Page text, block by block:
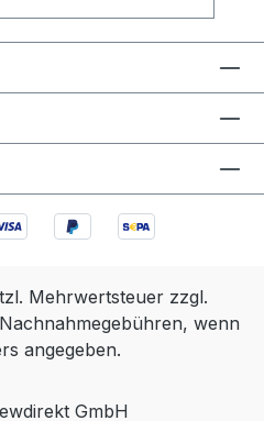
Mehrwertsteuer zzgl.
wenn
angegeben.
GmbH